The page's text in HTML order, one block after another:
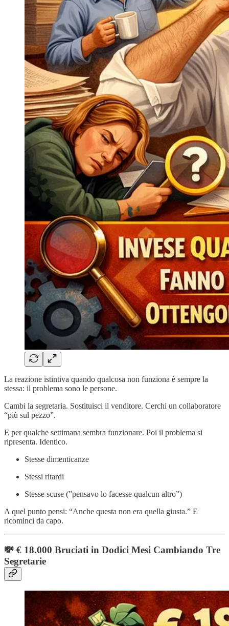
La reazione istintiva quando qualcosa non funziona è sempre la
stessa: il problema sono le persone.
Cambi la segretaria. Sostituisci il venditore. Cerchi un collaboratore
“più sul pezzo”.
E per qualche settimana sembra funzionare. Poi il problema si
ripresenta. Identico.
Stesse dimenticanze
Stessi ritardi
Stesse scuse (”pensavo lo facesse qualcun altro”)
A quel punto pensi: “Anche questa non era quella giusta.” E
ricominci da capo.
💸 € 18.000 Bruciati in Dodici Mesi Cambiando Tre
Segretarie